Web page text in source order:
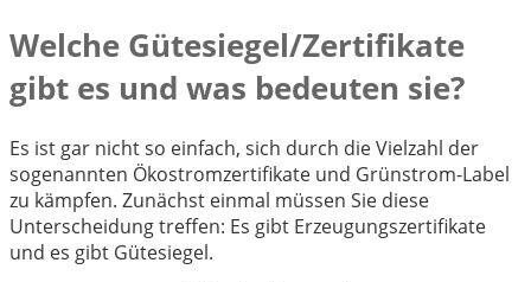
Welche Gütesiegel/Zertifikate
gibt es und was bedeuten sie?
Es ist gar nicht so einfach, sich durch die Vielzahl der
sogenannten Ökostromzertifikate und Grünstrom-Label
zu kämpfen. Zunächst einmal müssen Sie diese
Unterscheidung treffen: Es gibt Erzeugungszertifikate
und es gibt Gütesiegel.